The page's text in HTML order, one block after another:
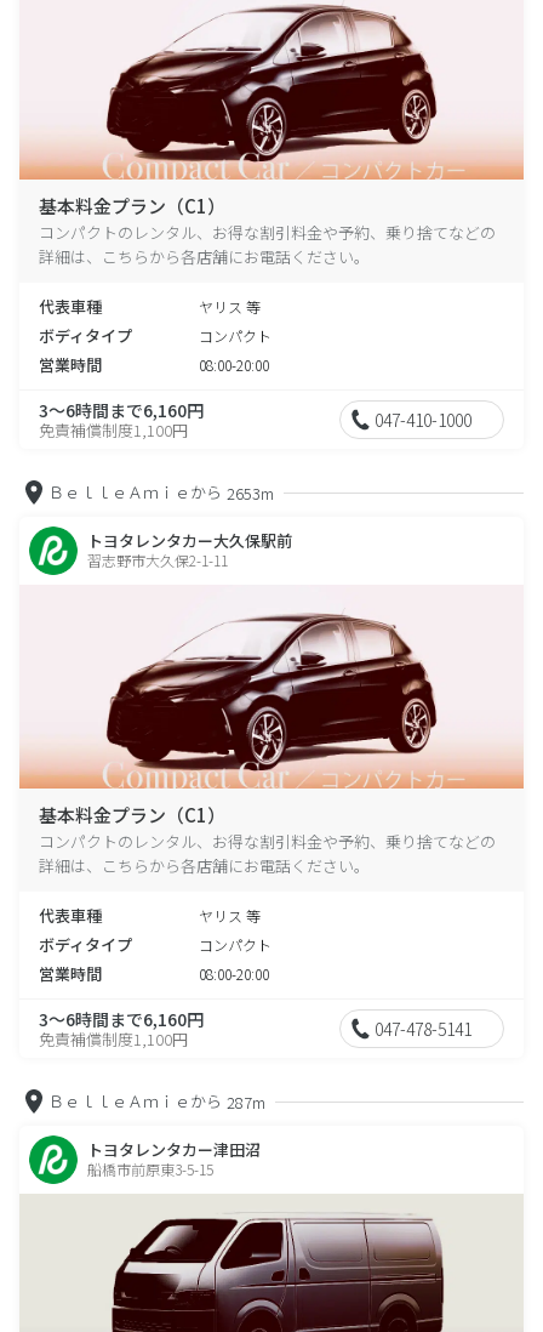
基本料金プラン（C1）
コンパクトのレンタル、お得な割引料金や予約、乗り捨てなどの
詳細は、こちらから各店舗にお電話ください。
代表車種 ヤリス 等
ボディタイプ コンパクト
営業時間 08:00-20:00
3～6時間まで6,160円
免責補償制度1,100円 047-410-1000
ＢｅｌｌｅＡｍｉｅから 2653m
トヨタレンタカー大久保駅前
習志野市大久保2-1-11
基本料金プラン（C1）
コンパクトのレンタル、お得な割引料金や予約、乗り捨てなどの
詳細は、こちらから各店舗にお電話ください。
代表車種 ヤリス 等
ボディタイプ コンパクト
営業時間 08:00-20:00
3～6時間まで6,160円
免責補償制度1,100円 047-478-5141
ＢｅｌｌｅＡｍｉｅから 287m
トヨタレンタカー津田沼
船橋市前原東3-5-15